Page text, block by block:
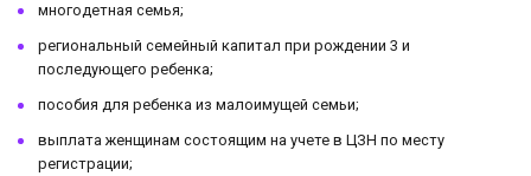
многодетная семья;
региональный семейный капитал при рождении 3 и
последующего ребенка;
пособия для ребенка из малоимущей семьи;
выплата женщинам состоящим на учете в ЦЗН по месту
регистрации;